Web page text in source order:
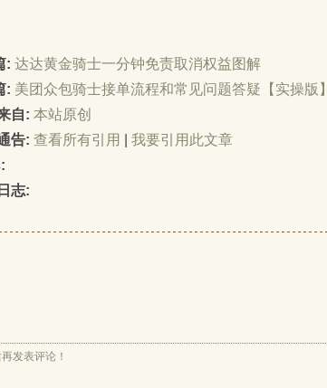
: 达达黄金骑士一分钟免责取消权益图解
: 美团众包骑士接单流程和常见问题答疑【实操版】
自: 本站原创
告: 查看所有引用
我要引用此文章
志:
发表评论！